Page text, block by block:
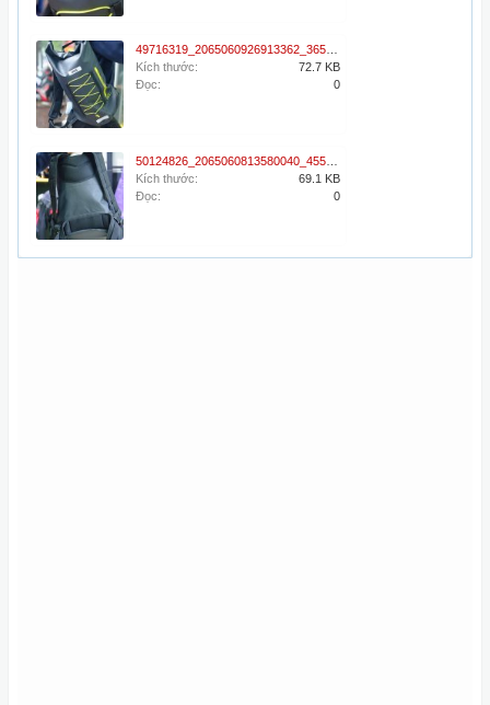
Kích thước:
72.7 KB
Đọc:
0
Kích thước:
69.1 KB
Đọc:
0